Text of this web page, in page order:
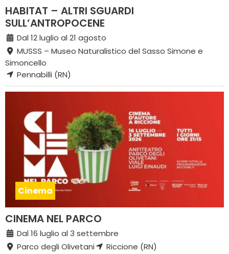
HABITAT – ALTRI SGUARDI
SULL’ANTROPOCENE
Dal 12 luglio al 21 agosto
MUSSS – Museo Naturalistico del Sasso Simone e
Simoncello
Pennabilli (RN)
Cinema
CINEMA NEL PARCO
Dal 16 luglio al 3 settembre
Parco degli Olivetani
Riccione (RN)